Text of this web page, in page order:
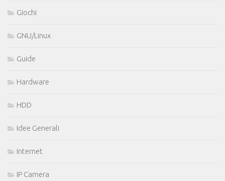
Giochi
GNU/Linux
Guide
Hardware
HDD
Idee Generali
Internet
IP Camera